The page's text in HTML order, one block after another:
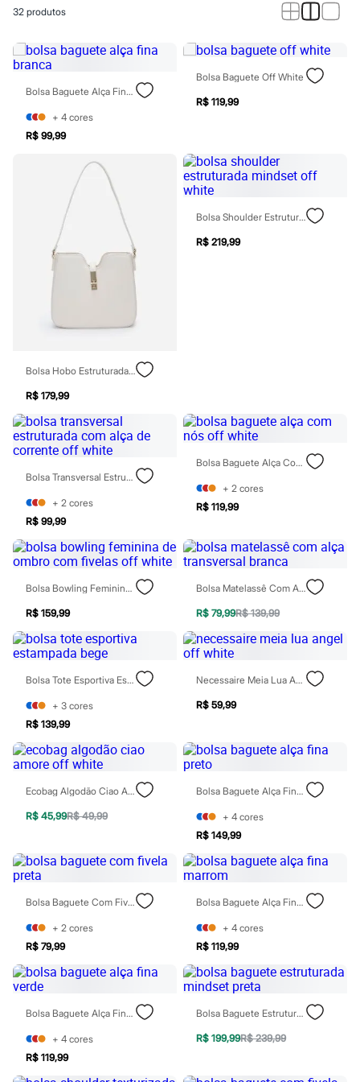
Casacos e Jaquetas
Macacões
Saias
Shorts e Bermudas
Vestidos
Bolsas
Bonés e Chapéus
Chinelos
Rasteirinhas
Sandálias
Sapatilhas
Sawary
Yessica
Moda esportiva
Blusas
Calçados
Leggings
Tops
Moda íntima
Calcinhas
Cintas e Modeladores
Meias
Pijamas
Sutiãs e Tops
Moda praia
Biquínis
Maiôs
Personagens
Plus size
Calças
Casacos e Jaquetas
Jeans
Moda esportiva
Shorts e Saias
Vestidos
Masculino
Em alta
Dia dos Pais
Inverno
Bermudas
Camisas
Calças
Camisetas e Regatas
Jeans
Polos
Bolsas e Mochilas
Chapéus e Bonés
Carteiras
Óculos
Relógios
Calçados
Botas
32 produtos
Bolsa Baguete Alça Fina Branca
+ 4 cores
R$ 99,99
Bolsa Baguete Off White
R$ 119,99
Bolsa Hobo Estruturada Off White
R$ 179,99
Bolsa Shoulder Estruturada Mindset Off White
R$ 219,99
Bolsa Transversal Estruturada Com Alça De Corrente Off White
+ 2 cores
R$ 99,99
Bolsa Baguete Alça Com Nós Off White
+ 2 cores
R$ 119,99
Bolsa Bowling Feminina De Ombro Com Fivelas Off White
R$ 159,99
Bolsa Matelassê Com Alça Transversal Branca
R$ 79,99R$ 139,99
Bolsa Tote Esportiva Estampada Bege
+ 3 cores
R$ 139,99
Necessaire Meia Lua Angel Off White
R$ 59,99
Ecobag Algodão Ciao Amore Off White
R$ 45,99R$ 49,99
Bolsa Baguete Alça Fina Preto
+ 4 cores
R$ 149,99
Bolsa Baguete Com Fivela Preta
+ 2 cores
R$ 79,99
Bolsa Baguete Alça Fina Marrom
+ 4 cores
R$ 119,99
Bolsa Baguete Alça Fina Verde
+ 4 cores
R$ 119,99
Bolsa Baguete Estruturada Mindset Preta
R$ 199,99R$ 239,99